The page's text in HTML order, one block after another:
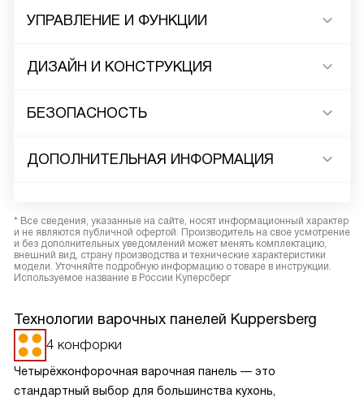
УПРАВЛЕНИЕ И ФУНКЦИИ
ДИЗАЙН И КОНСТРУКЦИЯ
БЕЗОПАСНОСТЬ
ДОПОЛНИТЕЛЬНАЯ ИНФОРМАЦИЯ
* Все сведения, указанные на сайте, носят информационный характер
и не являются публичной офертой. Производитель на свое усмотрение
и без дополнительных уведомлений может менять комплектацию,
внешний вид, страну производства и технические характеристики
модели. Уточняйте подробную информацию о товаре в инструкции.
Используемое название в России Куперсберг
Технологии варочных панелей Kuppersberg
4 конфорки
Четырёхконфорочная варочная панель — это
стандартный выбор для большинства кухонь,